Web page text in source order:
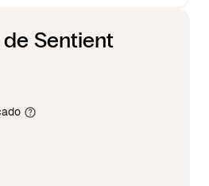
Sentient